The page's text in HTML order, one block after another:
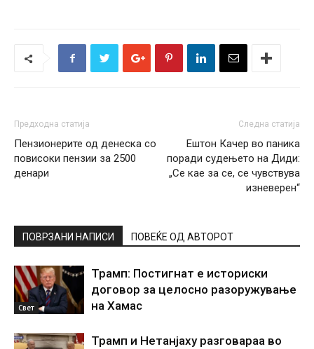
Предходна статија
Пензионерите од денеска со
повисоки пензии за 2500
денари
Следна статија
Ештон Качер во паника
поради судењето на Диди:
„Се кае за се, се чувствува
изневерен“
ПОВРЗАНИ НАПИСИ ПОВЕЌЕ ОД АВТОРОТ
Свет
Трамп: Постигнат е историски
договор за целосно разоружување
на Хамас
Трамп и Нетанјаху разговараа во